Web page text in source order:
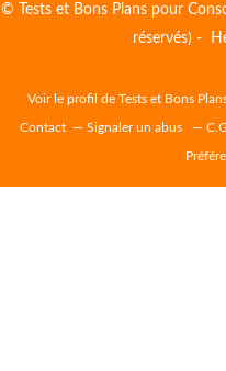
© Tests et Bons Plans pour
réservés) -
Voir le profil de Tests et Bons
Contact Signaler un abus